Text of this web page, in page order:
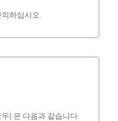
하십시오.
) 은 다음과 같습니다.